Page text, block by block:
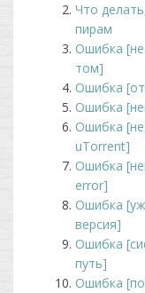
Что
пирам
Ошибка
том]
Ошибка
Ошибка
Ошибка
uTorrent]
Ошибка
error]
Ошибка
версия]
Ошибка
путь]
Ошибка